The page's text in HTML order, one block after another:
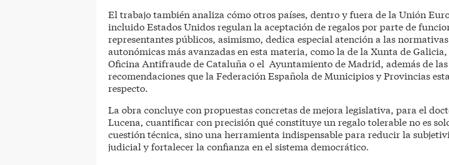
El trabajo también analiza cómo otros países, dentro y fuera de la Unión
incluido Estados Unidos regulan la aceptación de regalos por parte de
representantes públicos, asimismo, dedica especial atención a las normativas
autonómicas más avanzadas en esta materia, como la de la Xunta de Galicia,
Oficina Antifraude de Cataluña o el Ayuntamiento de Madrid, además de las
recomendaciones que la Federación Española de Municipios y Provincias
respecto.
La obra concluye con propuestas concretas de mejora legislativa, para el
Lucena, cuantificar con precisión qué constituye un regalo tolerable no es
cuestión técnica, sino una herramienta indispensable para reducir la
judicial y fortalecer la confianza en el sistema democrático.